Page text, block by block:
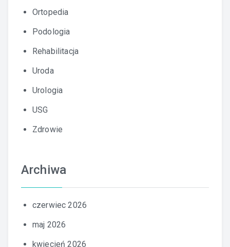
Ortopedia
Podologia
Rehabilitacja
Uroda
Urologia
USG
Zdrowie
Archiwa
czerwiec 2026
maj 2026
kwiecień 2026